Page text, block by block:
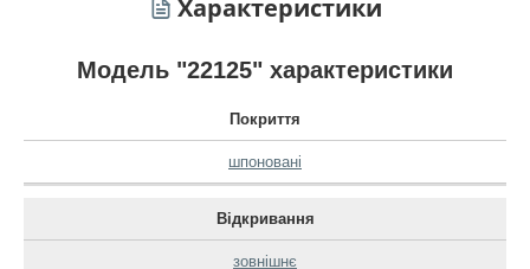
Характеристики
Модель "22125" характеристики
Покриття
шпоновані
Відкривання
зовнішнє